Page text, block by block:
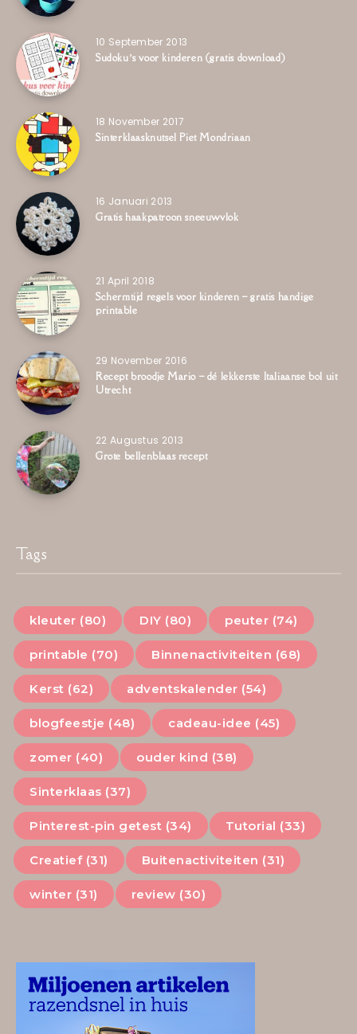
10 September 2013
Sudoku’s voor kinderen (gratis download)
18 November 2017
Sinterklaasknutsel Piet Mondriaan
16 Januari 2013
Gratis haakpatroon sneeuwvlok
21 April 2018
Schermtijd regels voor kinderen – gratis handige
printable
29 November 2016
Recept broodje Mario – dé lekkerste Italiaanse bol uit
Utrecht
22 Augustus 2013
Grote bellenblaas recept
Tags
kleuter (80) DIY (80) peuter (74)
printable (70) Binnenactiviteiten (68)
Kerst (62) adventskalender (54)
blogfeestje (48) cadeau-idee (45)
zomer (40) ouder kind (38)
Sinterklaas (37)
Pinterest-pin getest (34) Tutorial (33)
Creatief (31) Buitenactiviteiten (31)
winter (31) review (30)